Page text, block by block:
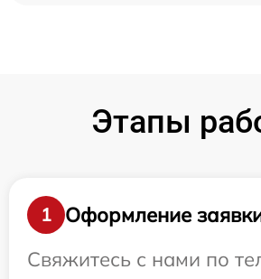
Этапы
1
Оформление
Свяжитесь с нами по